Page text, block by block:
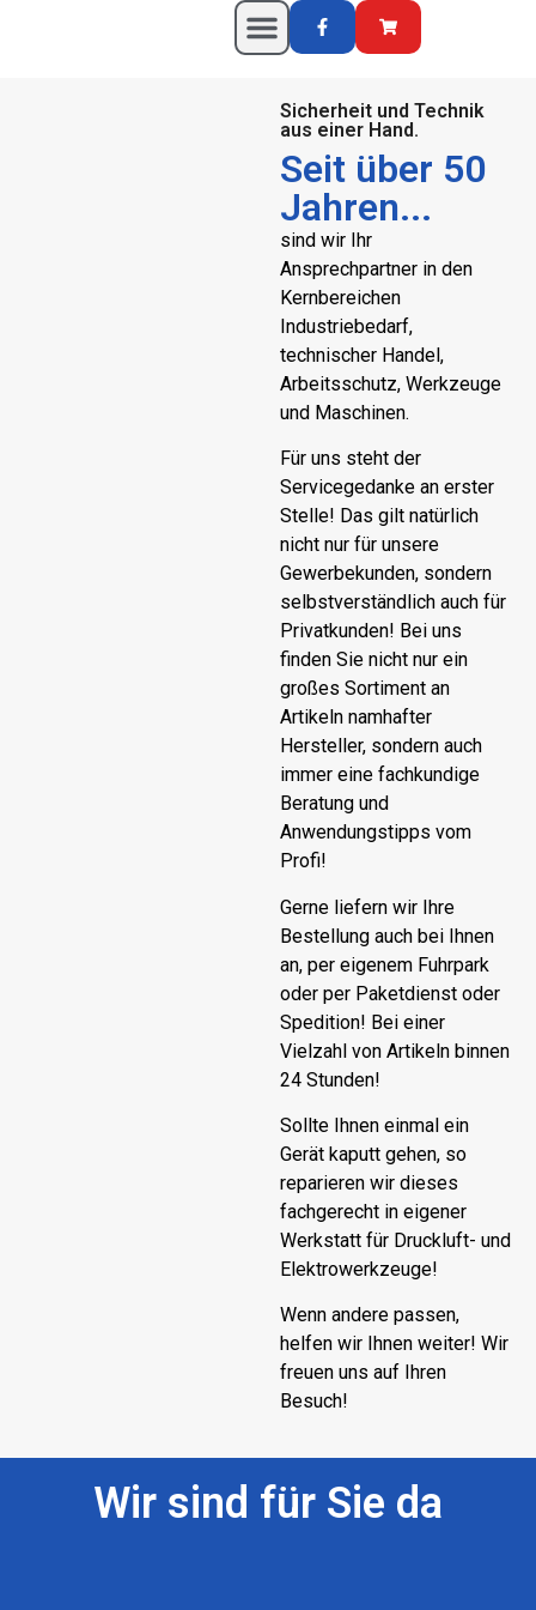
Sicherheit und Technik
aus einer Hand.
Seit über 50
Jahren...
sind wir Ihr
Ansprechpartner in den
Kernbereichen
Industriebedarf,
technischer Handel,
Arbeitsschutz, Werkzeuge
und Maschinen.
Für uns steht der
Servicegedanke an erster
Stelle! Das gilt natürlich
nicht nur für unsere
Gewerbekunden, sondern
selbstverständlich auch für
Privatkunden! Bei uns
finden Sie nicht nur ein
großes Sortiment an
Artikeln namhafter
Hersteller, sondern auch
immer eine fachkundige
Beratung und
Anwendungstipps vom
Profi!
Gerne liefern wir Ihre
Bestellung auch bei Ihnen
an, per eigenem Fuhrpark
oder per Paketdienst oder
Spedition! Bei einer
Vielzahl von Artikeln binnen
24 Stunden!
Sollte Ihnen einmal ein
Gerät kaputt gehen, so
reparieren wir dieses
fachgerecht in eigener
Werkstatt für Druckluft- und
Elektrowerkzeuge!
Wenn andere passen,
helfen wir Ihnen weiter! Wir
freuen uns auf Ihren
Besuch!
Wir sind für Sie da